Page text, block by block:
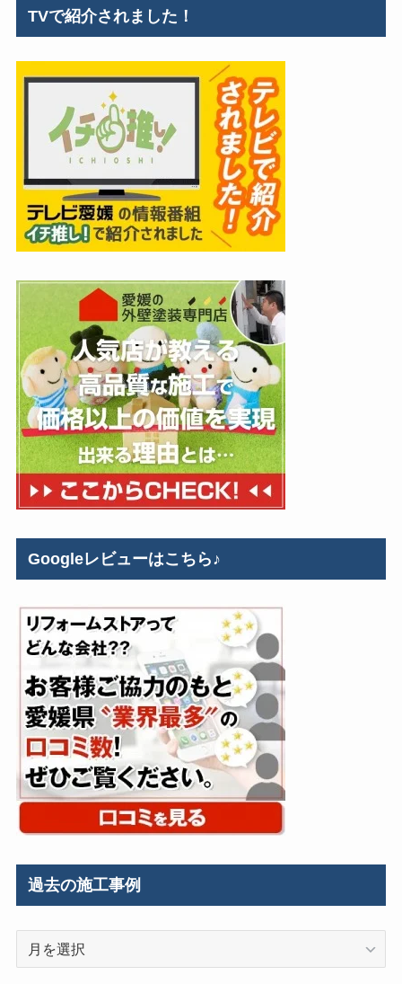
TVで紹介されました！
Googleレビューはこちら♪
過去の施工事例